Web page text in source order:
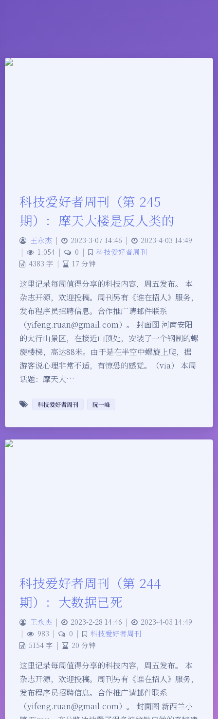
科技爱好者周刊（第 245
期）：摩天大楼是反人类的
王永杰 | 2023-3-07 14:46 |
2023-4-03 14:49
|
1,054 | 0 |
科技爱好者周刊
4383 字 | 17 分钟
这里记录每周值得分享的科技内容，周五发布。 本
杂志开源，欢迎投稿。周刊另有《谁在招人》服务，
发布程序员招聘信息。合作推广请邮件联系
（yifeng.ruan@gmail.com）。 封面图 河南安阳
的太行山景区，在接近山顶处，安装了一个钢制的螺
旋楼梯，高达88米。由于是在半空中螺旋上爬，据
游客说心理非常不适，有惊恐的感觉。（via） 本周
话题：摩天大…
科技爱好者周刊 阮一峰
科技爱好者周刊（第 244
期）：大数据已死
王永杰 | 2023-2-28 14:46 |
2023-4-03 14:49
|
983 | 0 |
科技爱好者周刊
5154 字 | 20 分钟
这里记录每周值得分享的科技内容，周五发布。 本
杂志开源，欢迎投稿。周刊另有《谁在招人》服务，
发布程序员招聘信息。合作推广请邮件联系
（yifeng.ruan@gmail.com）。 封面图 新西兰小